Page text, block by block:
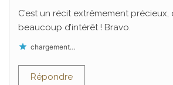
C’est un récit extrêmement précieux,
beaucoup d’intérêt ! Bravo.
chargement…
Répondre